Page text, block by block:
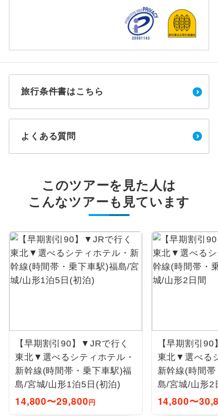
旅行条件書はこちら
よくある質問
このツアーを見た人は
こんなツアーも見ています
【早期割引90】▼JRで行く
東北▼選べるシティホテル・
新幹線(時間帯・乗下車駅)福
島/宮城/山形1泊5日(初泊)
14,800〜29,800円
【早期割引
東北▼選べる
新幹線(時間
島/宮城/山形2
14,800〜